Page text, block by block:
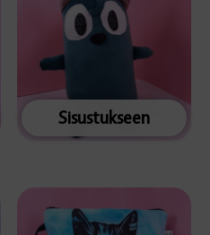
Sisustukseen